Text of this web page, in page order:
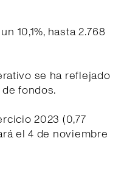
10,1%, hasta 2.768
se ha reflejado
fondos.
2023 (0,77
el 4 de noviembre